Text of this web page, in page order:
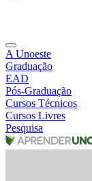
A Unoeste
Graduação
EAD
Pós-Graduação
Cursos Técnicos
Cursos Livres
Pesquisa